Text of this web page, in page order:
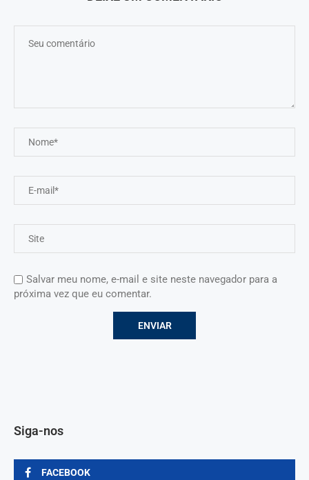
Salvar meu nome, e-mail e site neste navegador para a
próxima vez que eu comentar.
Siga-nos
FACEBOOK